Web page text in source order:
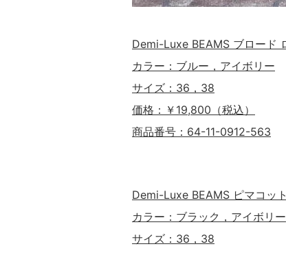
Demi-Luxe BEAMS ブロード
カラー：ブルー，アイボリー
サイズ：36，38
価格：￥19,800（税込）
商品番号：64-11-0912-563
Demi-Luxe BEAMS ピマコッ
カラー：ブラック，アイボリー
サイズ：36，38